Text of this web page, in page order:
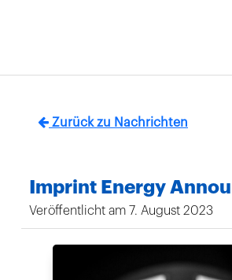
Zurück zu Nachrichten
Imprint Energy
Veröffentlicht am 7. August 2023